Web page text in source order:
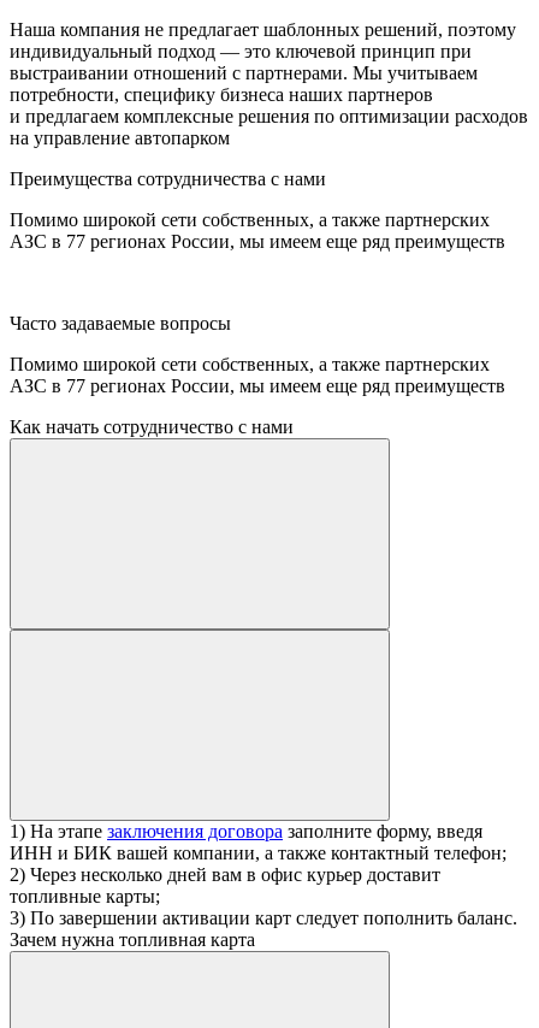
Наша компания не предлагает шаблонных решений, поэтому
индивидуальный подход — это ключевой принцип при
выстраивании отношений с партнерами. Мы учитываем
потребности, специфику бизнеса наших партнеров
и предлагаем комплексные решения по оптимизации расходов
на управление автопарком
Преимущества сотрудничества с нами
Помимо широкой сети собственных, а также партнерских
АЗС в 77 регионах России, мы имеем еще ряд преимуществ
Часто задаваемые вопросы
Помимо широкой сети собственных, а также партнерских
АЗС в 77 регионах России, мы имеем еще ряд преимуществ
Как начать сотрудничество с нами
1) На этапе заключения договора заполните форму, введя
ИНН и БИК вашей компании, а также контактный телефон;
2) Через несколько дней вам в офис курьер доставит
топливные карты;
3) По завершении активации карт следует пополнить баланс.
Зачем нужна топливная карта